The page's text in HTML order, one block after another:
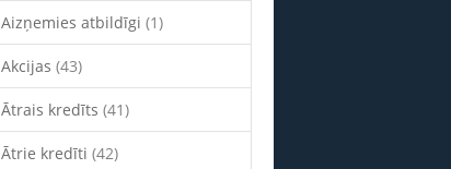
Aizņemies atbildīgi (1)
Akcijas (43)
Ātrais kredīts (41)
Ātrie kredīti (42)